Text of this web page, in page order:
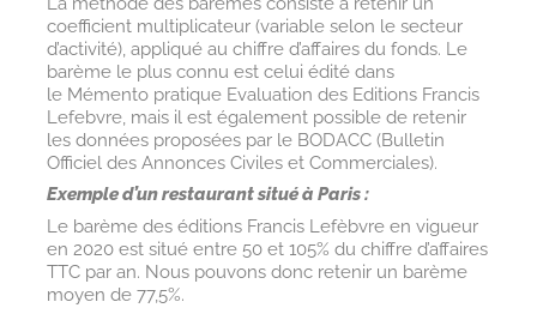
coefficient multiplicateur (variable selon le secteur
d’activité), appliqué au chiffre d’affaires du fonds. Le
barème le plus connu est celui édité dans
le Mémento pratique Evaluation des Editions Francis
Lefebvre, mais il est également possible de retenir
les données proposées par le BODACC (Bulletin
Officiel des Annonces Civiles et Commerciales).
Exemple d’un restaurant situé à Paris :
Le barème des éditions Francis Lefèbvre en vigueur
en 2020 est situé entre 50 et 105% du chiffre d’affaires
TTC par an. Nous pouvons donc retenir un barème
moyen de 77,5%.